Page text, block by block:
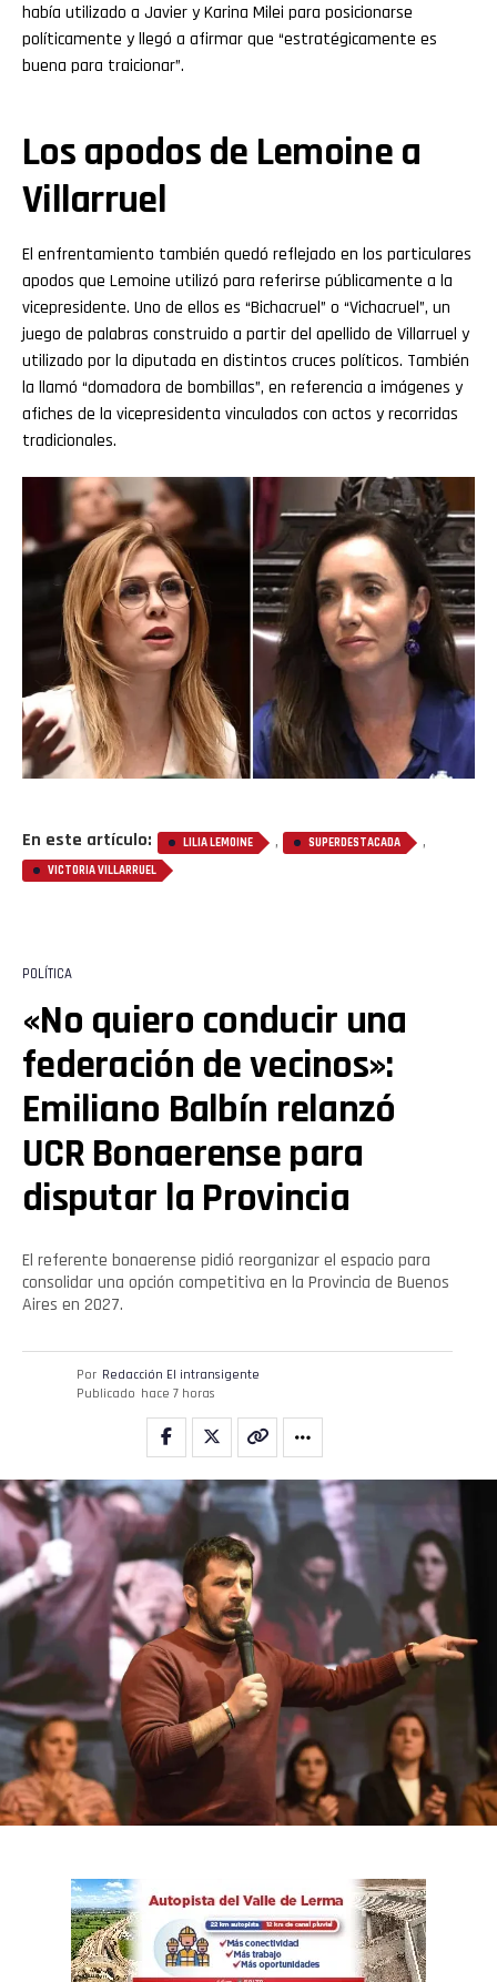
había utilizado a Javier y Karina Milei para posicionarse
políticamente y llegó a afirmar que “estratégicamente es
buena para traicionar”.
Los apodos de Lemoine a
Villarruel
El enfrentamiento también quedó reflejado en los particulares
apodos que Lemoine utilizó para referirse públicamente a la
vicepresidente. Uno de ellos es “Bichacruel” o “Vichacruel”, un
juego de palabras construido a partir del apellido de Villarruel y
utilizado por la diputada en distintos cruces políticos. También
la llamó “domadora de bombillas”, en referencia a imágenes y
afiches de la vicepresidenta vinculados con actos y recorridas
tradicionales.
En este artículo: LILIA LEMOINE , SUPERDESTACADA ,
VICTORIA VILLARRUEL
POLÍTICA
«No quiero conducir una
federación de vecinos»:
Emiliano Balbín relanzó
UCR Bonaerense para
disputar la Provincia
El referente bonaerense pidió reorganizar el espacio para
consolidar una opción competitiva en la Provincia de Buenos
Aires en 2027.
Por Redacción El intransigente
Publicado hace 7 horas